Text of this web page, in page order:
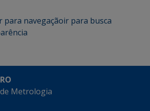
para navegaçãoir para busca
Metrologia